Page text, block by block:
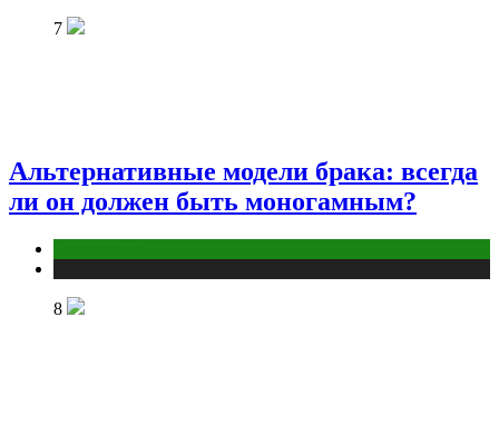
7
Альтернативные модели брака: всегда
ли он должен быть моногамным?
8